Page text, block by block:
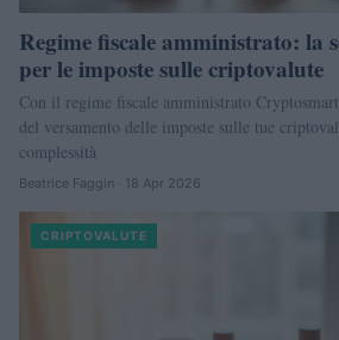
Regime fiscale amministrato: la
per le imposte sulle criptovalute
Con il regime fiscale amministrato
del versamento delle imposte sulle tue
complessità
Beatrice Faggin · 18 Apr 2026
CRIPTOVALUTE